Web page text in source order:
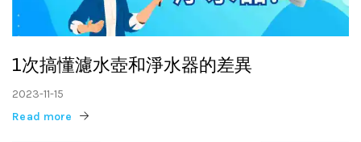
1次搞懂濾水壺和淨水器的差異
2023-11-15
Read more